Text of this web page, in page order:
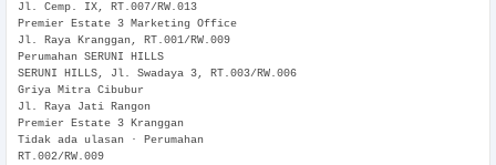
Jl. Cemp. IX, RT.007/RW.013
Premier Estate 3 Marketing Office
Jl. Raya Kranggan, RT.001/RW.009
Perumahan SERUNI HILLS
SERUNI HILLS, Jl. Swadaya 3, RT.003/RW.006
Griya Mitra Cibubur
Jl. Raya Jati Rangon
Premier Estate 3 Kranggan
Tidak ada ulasan · Perumahan
RT.002/RW.009